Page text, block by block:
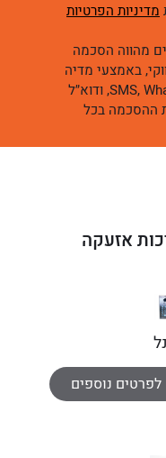
מדיניות הפרטיות
מהווה הסכמה
באמצעי מדיה
שונים כגון: טלפון, הודעות SMS, WhatsApp, ודוא״ל
ההסכמה בכל
אזעקה
לפרטים נוספים